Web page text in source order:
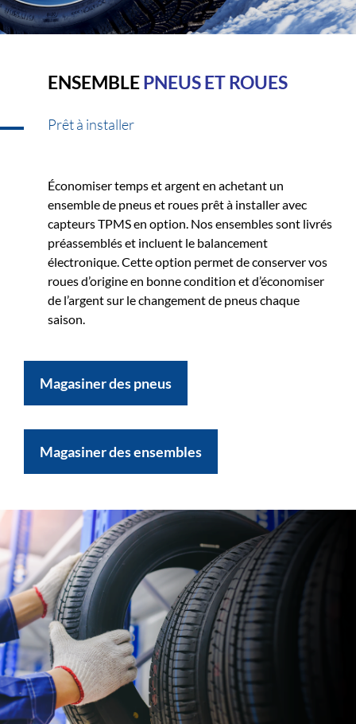
ENSEMBLEPNEUS ET ROUES
Prêt à installer
Économiser temps et argent en achetant un
ensemble de pneus et roues prêt à installer avec
capteurs TPMS en option. Nos ensembles sont livrés
préassemblés et incluent le balancement
électronique. Cette option permet de conserver vos
roues d’origine en bonne condition et d’économiser
de l’argent sur le changement de pneus chaque
saison.
Magasiner des pneus
Magasiner des ensembles